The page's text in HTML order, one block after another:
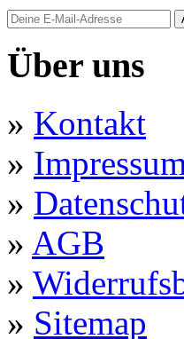
Über uns
» Kontakt
»
»
» AGB
»
» Sitemap